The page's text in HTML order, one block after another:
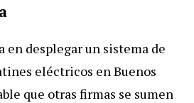
en desplegarun sistema de
eléctricos en Buenos
que otras firmas se sumen